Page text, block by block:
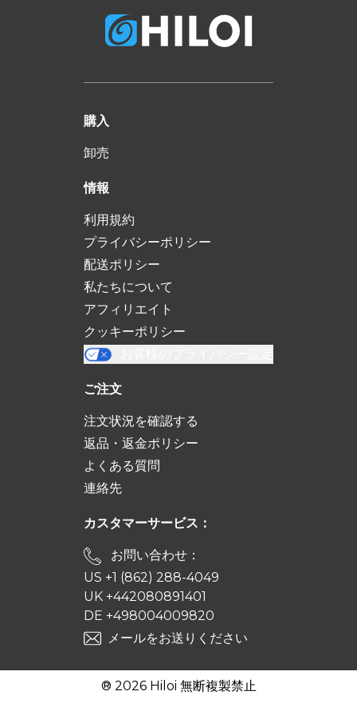
購入
卸売
情報
利用規約
プライバシーポリシー
配送ポリシー
私たちについて
アフィリエイト
クッキーポリシー
ご注文
注文状況を確認する
返品・返金ポリシー
よくある質問
連絡先
カスタマーサービス：
お問い合わせ：
US +1 (862) 288-4049
UK +442080891401
DE +498004009820
メールをお送りください
® 2026 Hiloi 無断複製禁止